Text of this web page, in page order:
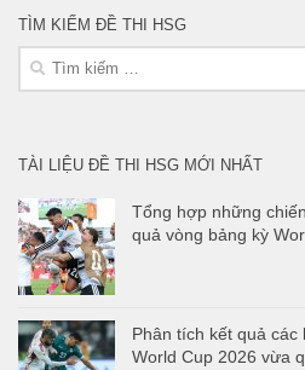
TÌM KIẾM ĐỀ THI HSG
Tìm
kiếm
TÀI LIỆU ĐỀ THI HSG MỚI NHẤT
Tổng hợp những
quả vòng bảng kỳ
Phân tích kết quả
World Cup 2026 vừa